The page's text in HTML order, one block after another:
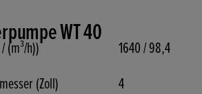
(m³/h))
1640 / 98,4
(Zoll)
4
WT 40